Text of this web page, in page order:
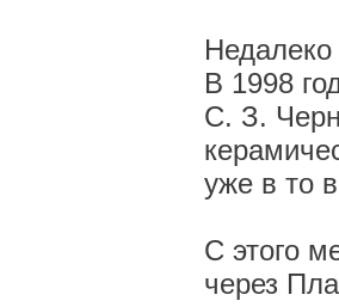
Недалеко
В 1998
С. З.
уже в то
С этого
через